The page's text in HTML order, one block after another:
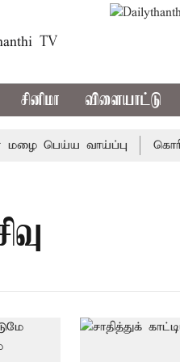
TV
சினிமா விளையாட்டு
பெய்ய வாய்ப்பு